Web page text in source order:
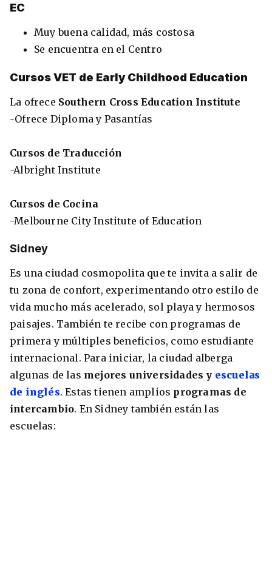
EC
Muy buena calidad, más costosa
Se encuentra en el Centro
Cursos VET de Early Childhood Education
La ofrece Southern Cross Education Institute
-Ofrece Diploma y Pasantías
Cursos de Traducción
-Albright Institute
Cursos de Cocina
-Melbourne City Institute of Education
Sidney
Es una ciudad cosmopolita que te invita a salir de
tu zona de confort, experimentando otro estilo de
vida mucho más acelerado, sol playa y hermosos
paisajes. También te recibe con programas de
primera y múltiples beneficios, como estudiante
internacional. Para iniciar, la ciudad alberga
algunas de las mejores universidades y escuelas
de inglés. Estas tienen amplios programas de
intercambio. En Sidney también están las
escuelas: